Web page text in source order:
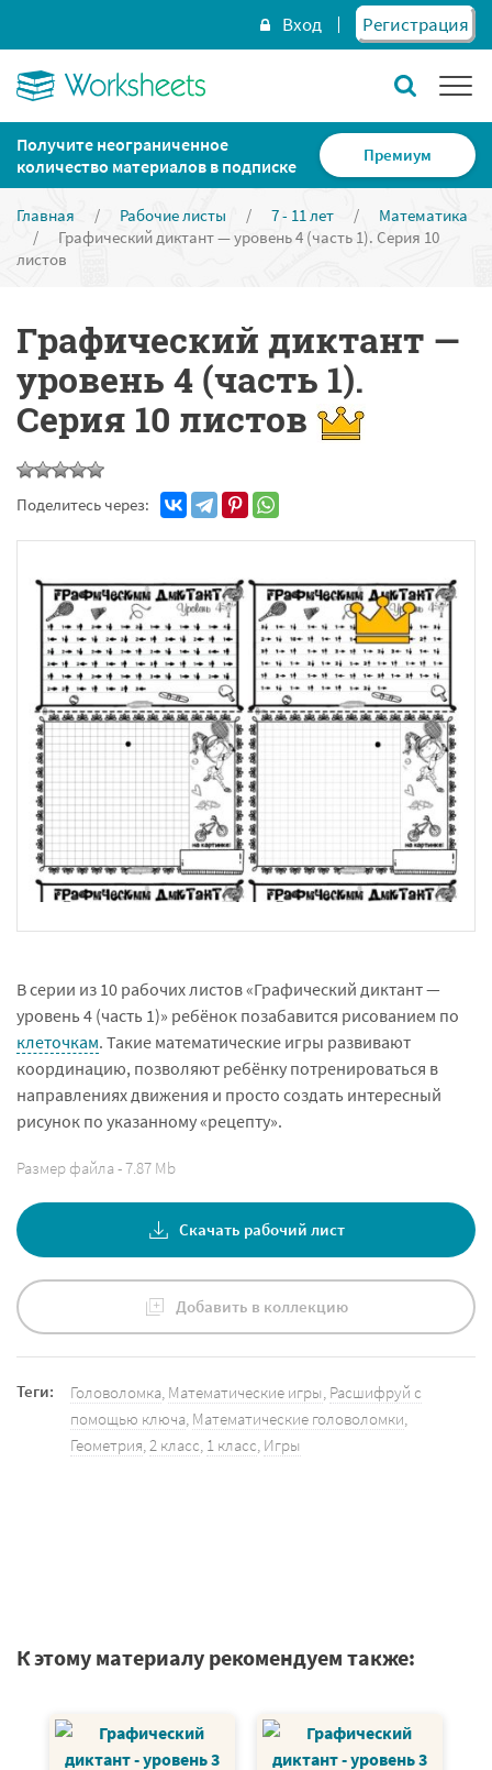
Вход Регистрация
Получите неограниченное
количество материалов в подписке
Премиум
Главная / Рабочие листы / 7 - 11 лет /
Математика
/
Графический диктант — уровень 4 (часть 1). Серия 10
листов
Графический диктант —
уровень 4 (часть 1).
Серия 10 листов
Поделитесь через:
В серии из 10 рабочих листов «Графический диктант —
уровень 4 (часть 1)» ребёнок позабавится рисованием по
клеточкам. Такие математические игры развивают
координацию, позволяют ребёнку потренироваться в
направлениях движения и просто создать интересный
рисунок по указанному «рецепту».
Размер файла - 7.87 Mb
Скачать рабочий лист
Добавить в коллекцию
Теги: Головоломка, Математические игры, Расшифруй с
помощью ключа, Математические головоломки,
Геометрия,2 класс, 1 класс, Игры
К этому материалу рекомендуем также: